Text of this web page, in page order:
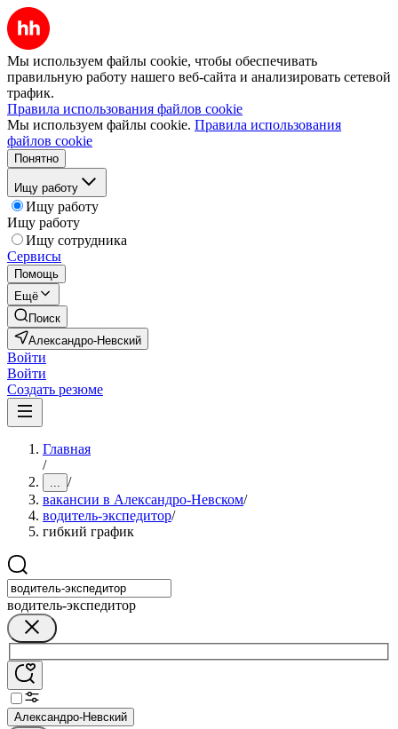
Мы используем файлы cookie, чтобы обеспечивать
правильную работу нашего веб-сайта и анализировать сетевой
трафик.
Правила использования файлов cookie
Мы используем файлы cookie. Правила использования
файлов cookie
Понятно
Ищу работу
Ищу работу
Ищу работу
Ищу сотрудника
Сервисы
Помощь
Ещё
Поиск
Александро-Невский
Войти
Войти
Создать резюме
Главная
/
... /
вакансии в Александро-Невском/
водитель-экспедитор/
гибкий график
водитель-экспедитор
Александро-Невский